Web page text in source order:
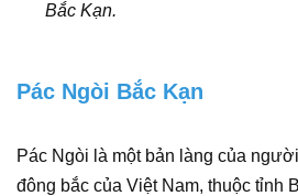
Bắc Kạn.
Pác Ngòi Bắc Kạn
Pác Ngòi là một bản làng của
đông bắc của Việt Nam, thuộc tỉnh